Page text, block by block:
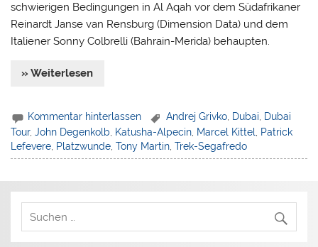
schwierigen Bedingungen in Al Aqah vor dem Südafrikaner
Reinardt Janse van Rensburg (Dimension Data) und dem
Italiener Sonny Colbrelli (Bahrain-Merida) behaupten.
» Weiterlesen
Kommentar hinterlassen Andrej Grivko Dubai
Dubai
Tour,John Degenkolb Katusha-Alpecin Marcel Kittel
Patrick
Lefevere Platzwunde ,Tony Martin ,Trek-Segafredo